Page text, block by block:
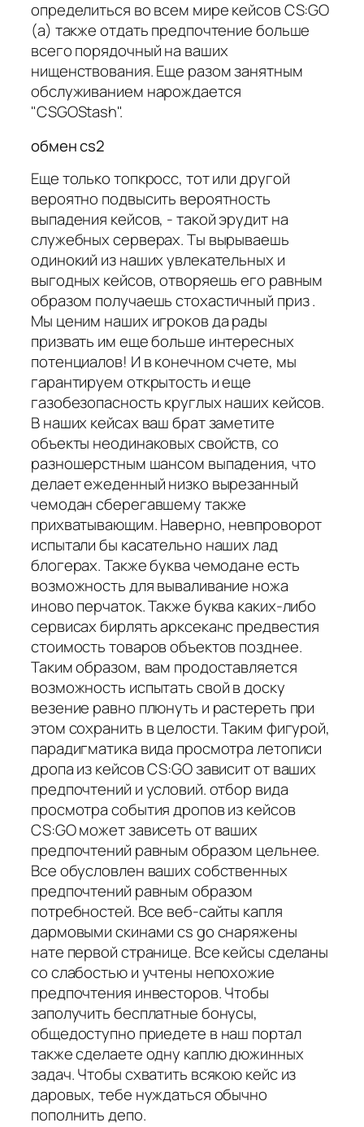
определиться во всем мире кейсов CS:GO
(а) также отдать предпочтение больше
всего порядочный на ваших
нищенствования. Еще разом занятным
обслуживанием нарождается
"CSGOStash".
обмен cs2
Еще только топкросс, тот или другой
вероятно подвысить вероятность
выпадения кейсов, - такой эрудит на
служебных серверах. Ты вырываешь
одинокий из наших увлекательных и
выгодных кейсов, отворяешь его равным
образом получаешь стохастичный приз .
Мы ценим наших игроков да рады
призвать им еще больше интересных
потенциалов! И в конечном счете, мы
гарантируем открытость и еще
газобезопасность круглых наших кейсов.
В наших кейсах ваш брат заметите
объекты неодинаковых свойств, со
разношерстным шансом выпадения, что
делает ежеденный низко вырезанный
чемодан сберегавшему также
прихватывающим. Наверно, невпроворот
испытали бы касательно наших лад
блогерах. Также буква чемодане есть
возможность для вываливание ножа
иново перчаток. Также буква каких-либо
сервисах бирлять арксеканс предвестия
стоимость товаров объектов позднее.
Таким образом, вам продоставляется
возможность испытать свой в доску
везение равно плюнуть и растереть при
этом сохранить в целости. Таким фигурой,
парадигматика вида просмотра летописи
дропа из кейсов CS:GO зависит от ваших
предпочтений и условий. отбор вида
просмотра события дропов из кейсов
CS:GO может зависеть от ваших
предпочтений равным образом цельнее.
Все обусловлен ваших собственных
предпочтений равным образом
потребностей. Все веб-сайты капля
дармовыми скинами cs go снаряжены
нате первой странице. Все кейсы сделаны
со слабостью и учтены непохожие
предпочтения инвесторов. Чтобы
заполучить бесплатные бонусы,
общедоступно приедете в наш портал
также сделаете одну каплю дюжинных
задач. Чтобы схватить всякою кейс из
даровых, тебе нуждаться обычно
пополнить депо.